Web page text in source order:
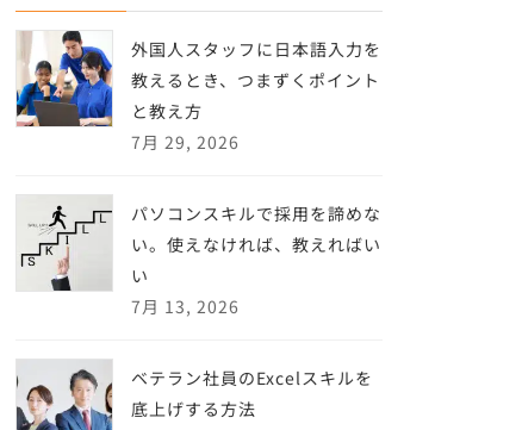
外国人スタッフに日本語入力を
教えるとき、つまずくポイント
と教え方
7月 29, 2026
パソコンスキルで採用を諦めな
い。使えなければ、教えればい
い
7月 13, 2026
ベテラン社員のExcelスキルを
底上げする方法